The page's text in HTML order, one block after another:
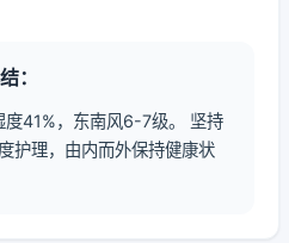
：
41%，东南风6-7级。 坚持
护理，由内而外保持健康状